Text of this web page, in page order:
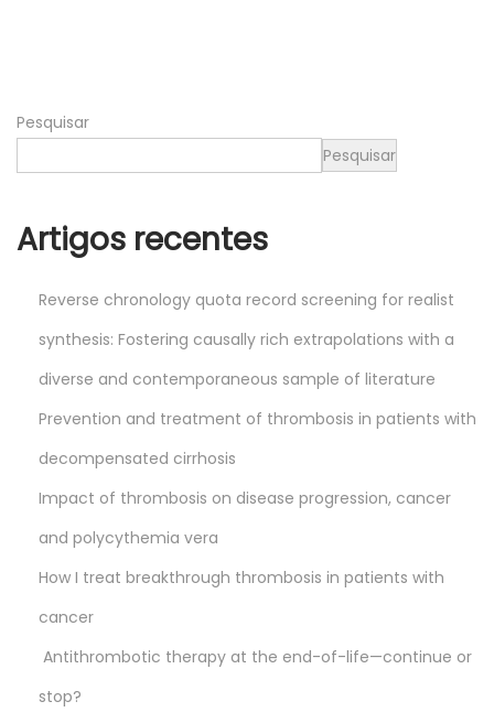
Pesquisar
Pesquisar
Artigos recentes
Reverse chronology quota record screening for realist
synthesis: Fostering causally rich extrapolations with a
diverse and contemporaneous sample of literature
Prevention and treatment of thrombosis in patients with
decompensated cirrhosis
Impact of thrombosis on disease progression, cancer
and polycythemia vera
How I treat breakthrough thrombosis in patients with
cancer
Antithrombotic therapy at the end-of-life—continue or
stop?